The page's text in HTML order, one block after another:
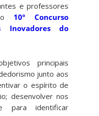
e professores
10º Concurso
Inovadores do
principais
junto aos
o espírito de
desenvolver nos
para identificar